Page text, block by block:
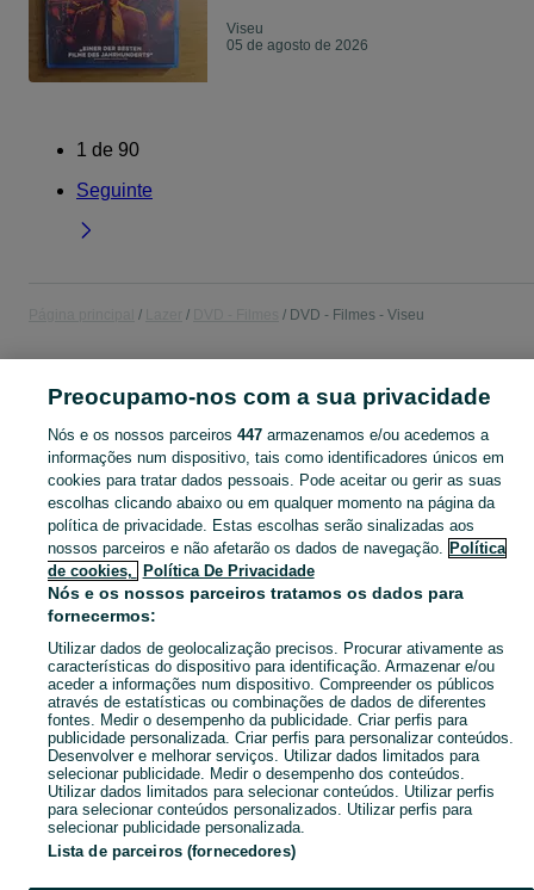
Viseu
05 de agosto de 2026
1 de 90
Seguinte
DVD - Filmes - Viseu
CATEGORIA
Navegue pelos últimos anúncios de DVD - Filmes em Viseu no OLX Portugal. Compre e venda produtos locais com facilidade e segurança. Mostrar
Mapa do site
Mapa das freguesias
Mapa de mini-sites
Pesquisas populares
Preocupamo-nos com a sua privacidade
Nós e os nossos parceiros 447armazenamos e/ou acedemos a
informações num dispositivo, tais como identificadores únicos em
cookies para tratar dados pessoais. Pode aceitar ou gerir as suas
escolhas clicando abaixo ou em qualquer momento na página da
política de privacidade. Estas escolhas serão sinalizadas aos
nossos parceiros e não afetarão os dados de navegação. Política
de cookies,
Política De Privacidade
Nós e os nossos parceiros tratamos os dados para
fornecermos:
Utilizar dados de geolocalização precisos. Procurar ativamente as
características do dispositivo para identificação. Armazenar e/ou
aceder a informações num dispositivo. Compreender os públicos
através de estatísticas ou combinações de dados de diferentes
fontes. Medir o desempenho da publicidade. Criar perfis para
publicidade personalizada. Criar perfis para personalizar conteúdos.
Desenvolver e melhorar serviços. Utilizar dados limitados para
selecionar publicidade. Medir o desempenho dos conteúdos.
Utilizar dados limitados para selecionar conteúdos. Utilizar perfis
para selecionar conteúdos personalizados. Utilizar perfis para
selecionar publicidade personalizada.
Lista de parceiros (fornecedores)